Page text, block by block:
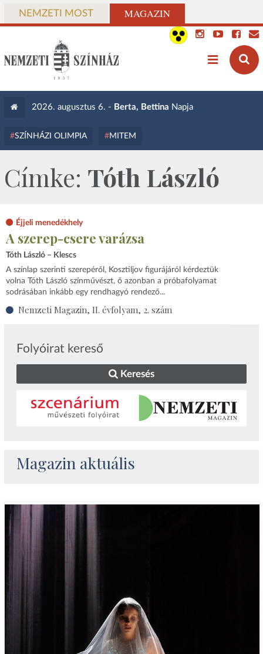
NEMZETI MOST MAGAZIN
2026. augusztus 6. - Berta, Bettina Napja
SZÍNHÁZI OLIMPIA MITEM
Címke: Tóth László
Éjjeli menedékhely
A szerep-csere varázsa
Tóth László – Klescs
A színlap szerinti szerepéről, Kosztiljov figurájáról kérdeztük
volna Tóth László színművészt, ő azonban a próbafolyamat
sodrásában inkább egy rendhagyó rendező...
Nemzeti Magazin, II. évfolyam, 2. szám
Folyóirat kereső
Keresés
Magazin aktuális